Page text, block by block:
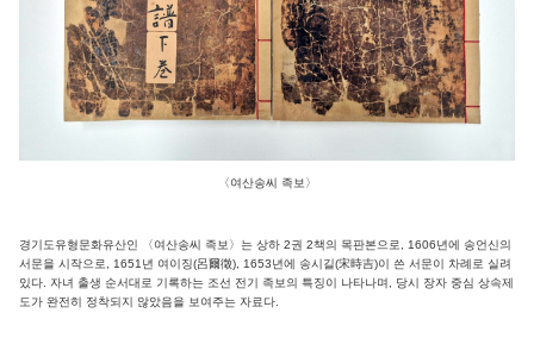
〈여산송씨 족보〉
경기도유형문화유산인 〈여산송씨 족보〉는 상하 2권 2책의 목판본으로, 1606년에 송언신의
서문을 시작으로, 1651년 여이징(呂爾徵), 1653년에 송시길(宋時吉)이 쓴 서문이 차례로 실려
있다. 자녀 출생 순서대로 기록하는 조선 전기 족보의 특징이 나타나며, 당시 장자 중심 상속제
도가 완전히 정착되지 않았음을 보여주는 자료다.